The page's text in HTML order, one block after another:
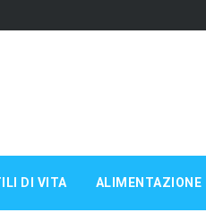
DI VITA ALIMENTAZIONE